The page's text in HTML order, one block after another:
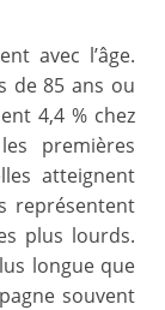
avec l’âge.
de 85 ans ou
4,4 % chez
premières
atteignent
représentent
plus lourds.
longue que
souvent